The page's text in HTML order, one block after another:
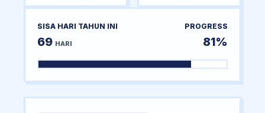
SISA HARI TAHUN INI
69 HARI
PROGRESS
81%